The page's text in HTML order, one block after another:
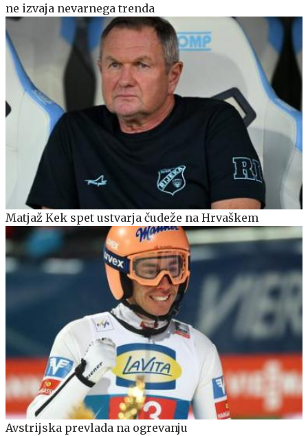
ne izvaja nevarnega trenda
Matjaž Kek spet ustvarja čudeže na Hrvaškem
Avstrijska prevlada na ogrevanju